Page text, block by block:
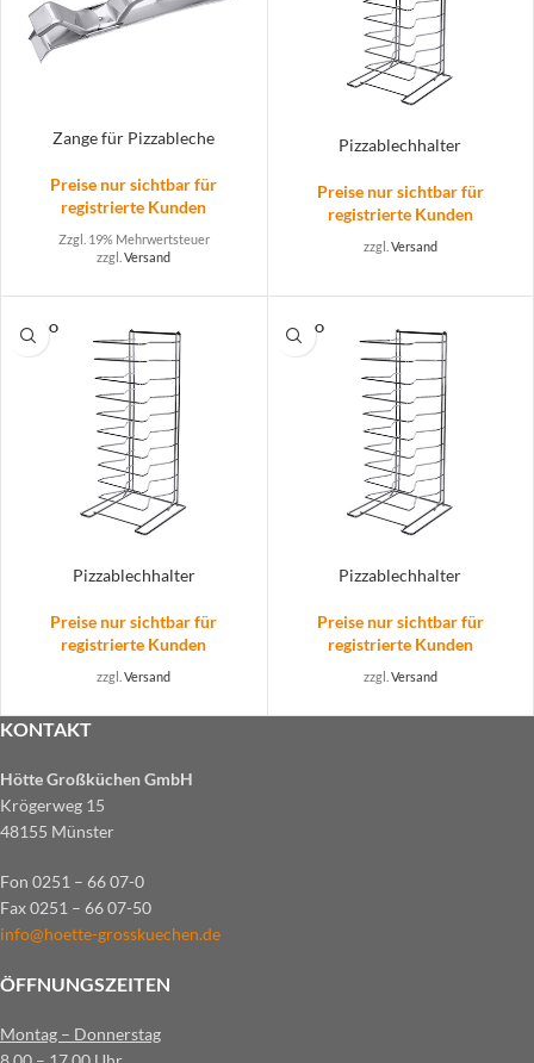
Zange für Pizzableche
Preise nur sichtbar für
registrierte Kunden
Zzgl. 19% Mehrwertsteuer
zzgl.Versand
Pizzablechhalter
Preise nur sichtbar für
registrierte Kunden
zzgl. Versand
SOLD O
UT
Pizzablechhalter
Preise nur sichtbar für
registrierte Kunden
zzgl.Versand
SOLD O
UT
Pizzablechhalter
Preise nur sichtbar für
registrierte Kunden
zzgl. Versand
KONTAKT
Hötte Großküchen GmbH
Krögerweg 15
48155 Münster
Fon 0251 – 66 07-0
Fax 0251 – 66 07-50
info@hoette-grosskuechen.de
ÖFFNUNGSZEITEN
Montag – Donnerstag